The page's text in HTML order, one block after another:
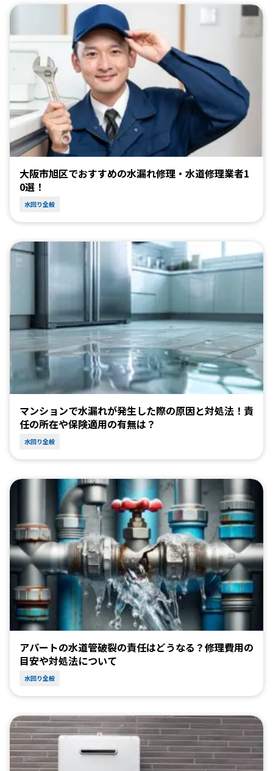
大阪市旭区でおすすめの水漏れ修理・水道修理業者1
0選！
水回り全般
マンションで水漏れが発生した際の原因と対処法！責
任の所在や保険適用の有無は？
水回り全般
アパートの水道管破裂の責任はどうなる？修理費用の
目安や対処法について
水回り全般